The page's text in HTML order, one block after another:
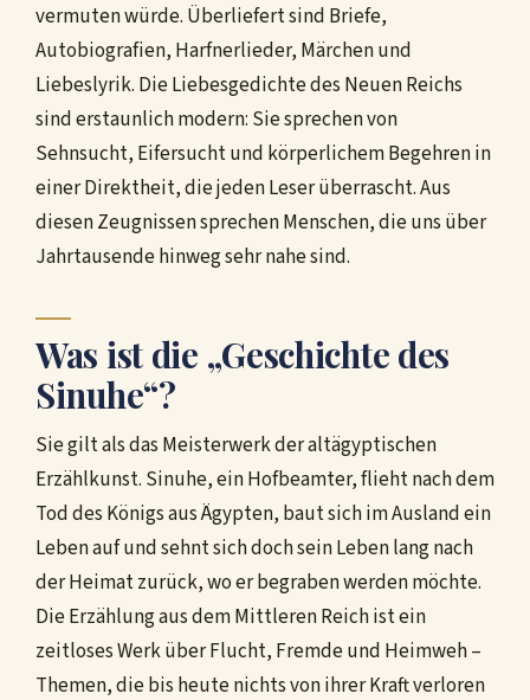
vermuten würde. Überliefert sind Briefe,
Autobiografien, Harfnerlieder, Märchen und
Liebeslyrik. Die Liebesgedichte des Neuen Reichs
sind erstaunlich modern: Sie sprechen von
Sehnsucht, Eifersucht und körperlichem Begehren in
einer Direktheit, die jeden Leser überrascht. Aus
diesen Zeugnissen sprechen Menschen, die uns über
Jahrtausende hinweg sehr nahe sind.
Was ist die „Geschichte des
Sinuhe“?
Sie gilt als das Meisterwerk der altägyptischen
Erzählkunst. Sinuhe, ein Hofbeamter, flieht nach dem
Tod des Königs aus Ägypten, baut sich im Ausland ein
Leben auf und sehnt sich doch sein Leben lang nach
der Heimat zurück, wo er begraben werden möchte.
Die Erzählung aus dem Mittleren Reich ist ein
zeitloses Werk über Flucht, Fremde und Heimweh –
Themen, die bis heute nichts von ihrer Kraft verloren